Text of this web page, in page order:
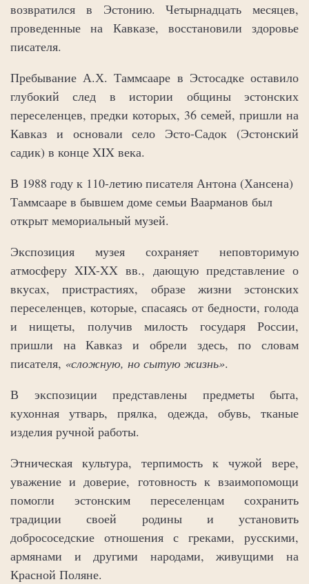
возвратился в Эстонию. Четырнадцать месяцев,
проведенные на Кавказе, восстановили здоровье
писателя.
Пребывание А.Х. Таммсааре в Эстосадке оставило
глубокий след в истории общины эстонских
переселенцев, предки которых, 36 семей, пришли на
Кавказ и основали село Эсто-Садок (Эстонский
садик) в конце XIX века.
В 1988 году к 110-летию писателя Антона (Хансена)
Таммсааре в бывшем доме семьи Ваарманов был
открыт мемориальный музей.
Экспозиция музея сохраняет неповторимую
атмосферу XIX-XX вв., дающую представление о
вкусах, пристрастиях, образе жизни эстонских
переселенцев, которые, спасаясь от бедности, голода
и нищеты, получив милость государя России,
пришли на Кавказ и обрели здесь, по словам
писателя, «сложную, но сытую жизнь».
В экспозиции представлены предметы быта,
кухонная утварь, прялка, одежда, обувь, тканые
изделия ручной работы.
Этническая культура, терпимость к чужой вере,
уважение и доверие, готовность к взаимопомощи
помогли эстонским переселенцам сохранить
традиции своей родины и установить
добрососедские отношения с греками, русскими,
армянами и другими народами, живущими на
Красной Поляне.